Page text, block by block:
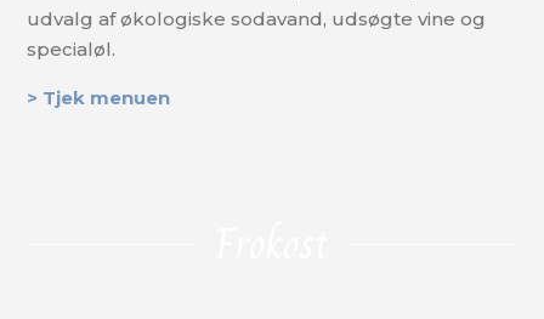
udvalg af økologiske sodavand, udsøgte vine og
specialøl.
> Tjek menuen